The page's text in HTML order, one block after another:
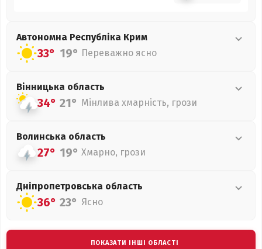
Автономна Республіка Крим
33° 19° Переважно ясно
Вінницька область
34° 21° Мінлива хмарність, грози
Волинська область
27° 19° Хмарно, грози
Дніпропетровська область
36° 23° Ясно
ПОКАЗАТИ ІНШІ ОБЛАСТІ